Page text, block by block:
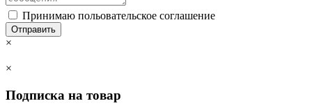
Принимаю польовательское соглашение
Отправить
×
×
Подписка на товар